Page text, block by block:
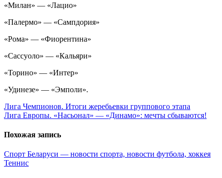
«Милан» — «Лацио»
«Палермо» — «Сампдория»
«Рома» — «Фиорентина»
«Сассуоло» — «Кальяри»
«Торино» — «Интер»
«Удинезе» — «Эмполи».
Навигация
по
записям
Лига Чемпионов. Итоги жеребьевки группового этапа
Лига Европы. «Насьонал» — «Динамо»: мечты сбываются!
Похожая запись
Спорт Беларуси — новости спорта, новости футбола, хоккея
Теннис